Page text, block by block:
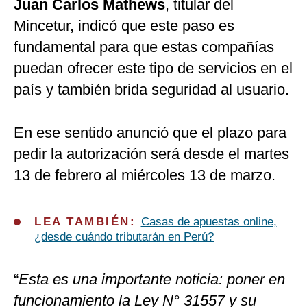
Juan Carlos Mathews, titular del
Mincetur, indicó que este paso es
fundamental para que estas compañías
puedan ofrecer este tipo de servicios en el
país y también brida seguridad al usuario.
En ese sentido anunció que el plazo para
pedir la autorización será desde el martes
13 de febrero al miércoles 13 de marzo.
LEA TAMBIÉN: Casas de apuestas online,
¿desde cuándo tributarán en Perú?
“Esta es una importante noticia: poner en
funcionamiento la Ley N° 31557 y su